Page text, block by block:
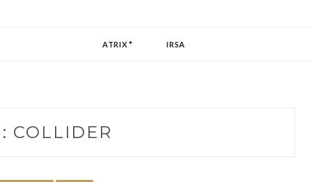
ATRIX * IRSA
COLLIDER